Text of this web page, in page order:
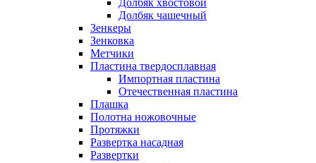
Долбяк хвостовой
Долбяк чашечный
Зенкеры
Зенковка
Метчики
Пластина твердосплавная
Импортная пластина
Отечественная пластина
Плашка
Полотна ножовочные
Протяжки
Развертка насадная
Развертки